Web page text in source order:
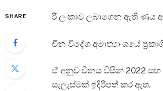
SHARE රී ලංකාව ලබාගෙන ඇති ණය
චීන විදේශ අමාත්‍යාංශයේ
ඒ අනුව චීනය විසින් 2022
සැලැස්මක් ඉදිරිපත් කර ඇත.